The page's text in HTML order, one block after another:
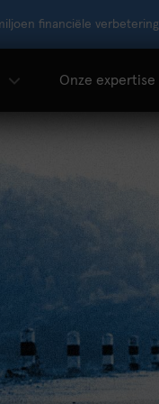
financiële verbetering
Onze expertise